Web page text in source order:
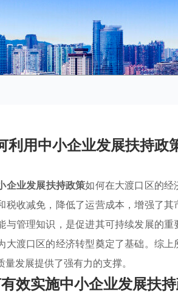
利用中小企业发展扶持政
企业发展扶持政策如何在大渡口区的
税收减免，降低了运营成本，增强了
与管理知识，是促进其可持续发展的
大渡口区的经济转型奠定了基础。综
发展提供了强有力的支撑。
效实施中小企业发展扶